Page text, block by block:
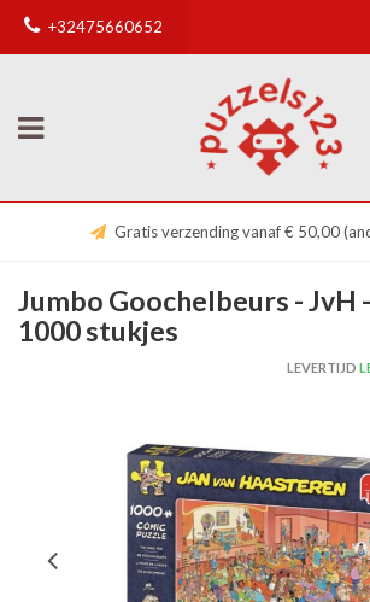
+32475660652
Gratis verzending vanaf € 50,00
Jumbo Goochelbeurs - JvH
1000 stukjes
LEVERTIJD